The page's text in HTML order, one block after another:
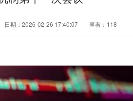
日期：2026-02-26 17:40:07 查看：118